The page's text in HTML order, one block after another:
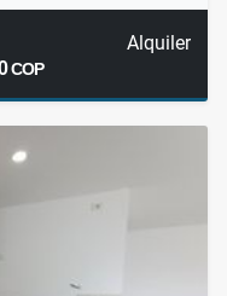
Alquiler
COP